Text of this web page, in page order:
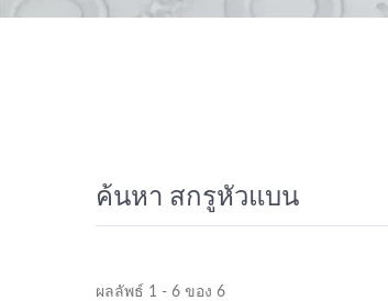
ค้นหา สกรูหัวแบน
ผลลัพธ์ 1 - 6 ของ 6